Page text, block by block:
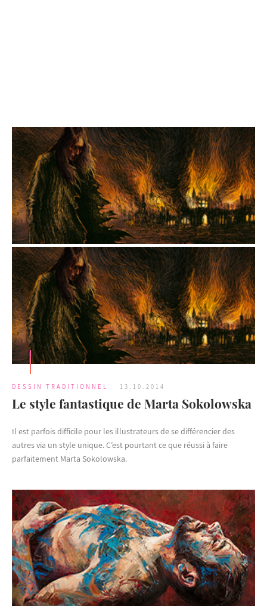
DESSIN TRADITIONNEL 13.10.2014
Le style fantastique de Marta Sokolowska
Il est parfois difficile pour les illustrateurs de se différencier des
autres via un style unique. C’est pourtant ce que réussi à faire
parfaitement Marta Sokolowska.